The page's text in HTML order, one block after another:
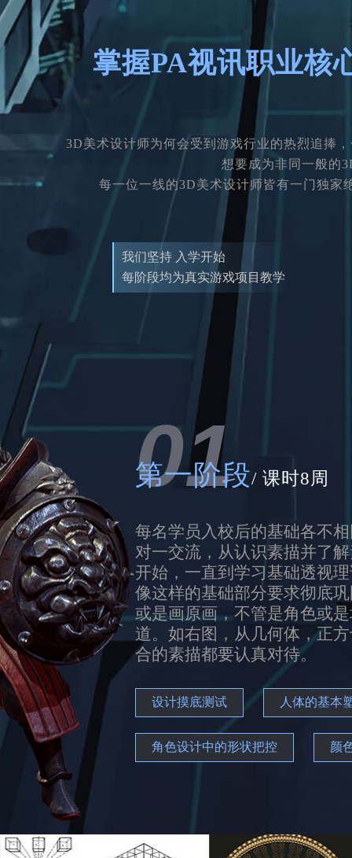
掌握PA视讯职业核
3D美术设计师为何会受到游戏行业的热烈追捧
想要成为非同一般的
每一位一线的3D美术设计师皆有一门独家
我们坚持 入学开始
每阶段均为真实游戏项目教学
01
第一阶段/ 课时8周
每名学员入校后的基础各不
对一交流，从认识素描并了
开始，一直到学习基础透视
像这样的基础部分要求彻底
或是画原画，不管是角色或
道。如右图，从几何体，正
合的素描都要认真对待。
设计摸底测试 人体的基本
角色设计中的形状把控 颜